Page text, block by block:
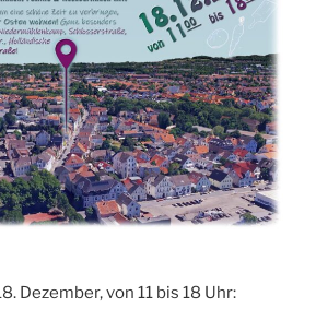
Dezember, von 11 bis 18 Uhr: